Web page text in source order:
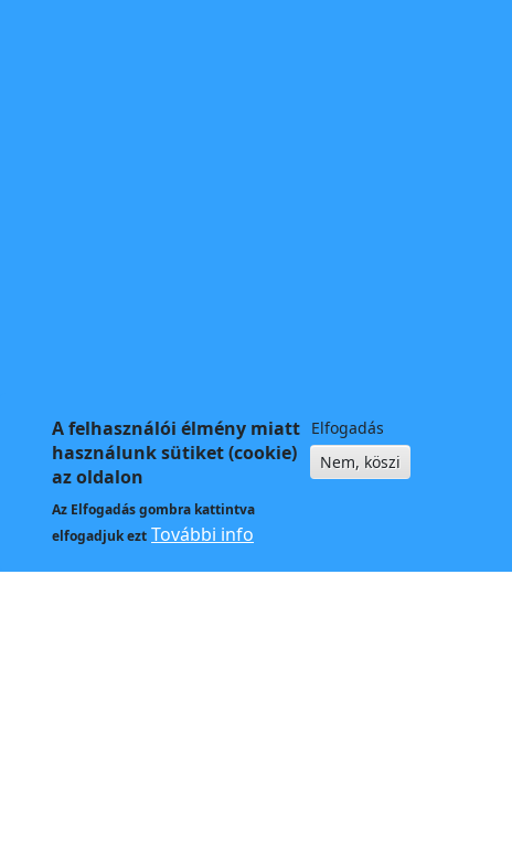
A felhasználói élmény miatt
használunk sütiket (cookie)
az oldalon
Az Elfogadásgombra kattintva
elfogadjuk ezt További info
Elfogadás
Nem, köszi